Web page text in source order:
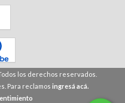
los derechos reservados.
Para reclamos ingresá acá.